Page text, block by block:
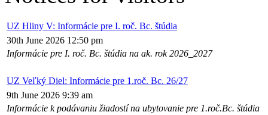
UZ Hliny V: Informácie pre I. roč. Bc. štúdia
30th June 2026 12:50 pm
Informácie pre I. roč. Bc. štúdia na ak. rok 2026_2027
UZ Veľký Diel: Informácie pre 1.roč. Bc. 26/27
9th June 2026 9:39 am
Informácie k podávaniu žiadostí na ubytovanie pre 1.roč.Bc. štúdia